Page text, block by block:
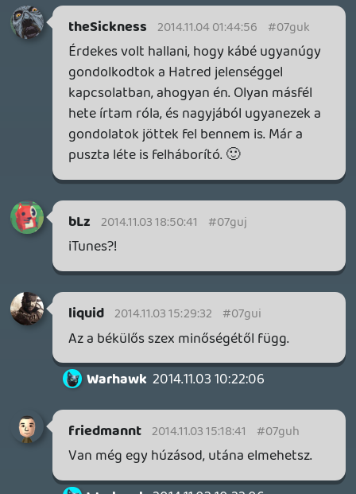
Dude 2014.11.01 21:22:00 #07gu6
Tehát teszteled? 🙂 Akkor viszont szopóka.
siklara 2014.11.01 17:52:24
Matild 2014.11.01 21:20:46 #07gu5
Jó kis podcast volt.
Siklara és Ghz, ha ráértek, gyertek
gyakrabban.
siklara
Egen, kedvem szerint én is hagynám a
fenébe még pár hónapig, de ez most
Capcom adja ki. 😃
Dude 2014.11.01 17:15:13
Dude 2014.11.01 17:15:13 #07gu3
PC-n várni kell 1-2 hónapot és akkor már a
driver és a patchek is segítenek. Amióta
ezt teszem sokkal kevesebbet szívok a
konfigurálással és a bugokkal. Persze, ha a
Capcom a kiadó akkor esélyes, hogy nem
😃